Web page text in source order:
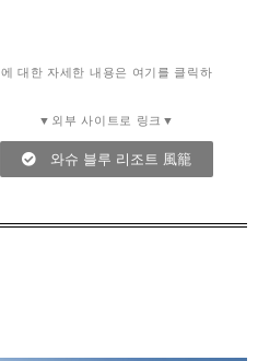
에 대한 자세한 내용은 여기를 클릭하
▼외부 사이트로 링크▼
와슈 블루 리조트 風籠